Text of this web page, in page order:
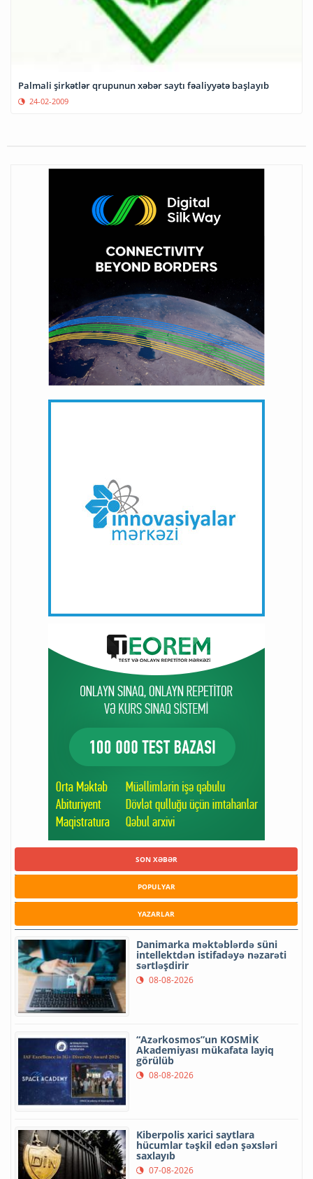
Palmali şirkətlər qrupunun xəbər saytı fəaliyyətə başlayıb
24-02-2009
SON XƏBƏR
POPULYAR
YAZARLAR
Danimarka məktəblərdə süni
intellektdən istifadəyə nəzarəti
sərtləşdirir
08-08-2026
“Azərkosmos”un KOSMİK
Akademiyası mükafata layiq
görülüb
08-08-2026
Kiberpolis xarici saytlara
hücumlar təşkil edən şəxsləri
saxlayıb
07-08-2026